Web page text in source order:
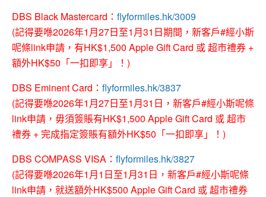
DBS Black Mastercard ： flyformiles.hk/3009
(記得要喺2026年1月27日至1月31日期間，新客戶#經小斯
呢條link申請，有HK$1,500 Apple Gift Card 或 超市禮券 +
額外HK$50「一扣即享」！)
DBS Eminent Card ： flyformiles.hk/3837
(記得要喺2026年1月27日至1月31日，新客戶#經小斯呢條
link申請，毋須簽賬有HK$1,500 Apple Gift Card 或 超市
禮券 + 完成指定簽賬有額外HK$50「一扣即享」！)
DBS COMPASS VISA： flyformiles.hk/3827
(記得要喺2026年1月1日至1月31日，新客戶#經小斯呢條
link申請，就送額外HK$500 Apple Gift Card 或 超市禮券